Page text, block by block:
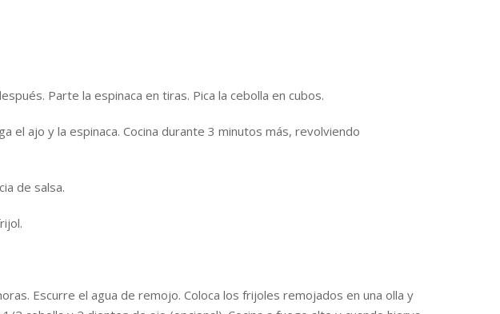
Parte la espinaca en tiras. Pica la cebolla en cubos.
el ajo y la espinaca. Cocina durante 3 minutos más, revolviendo
de salsa.
Escurre el agua de remojo. Coloca los frijoles remojados en una olla y